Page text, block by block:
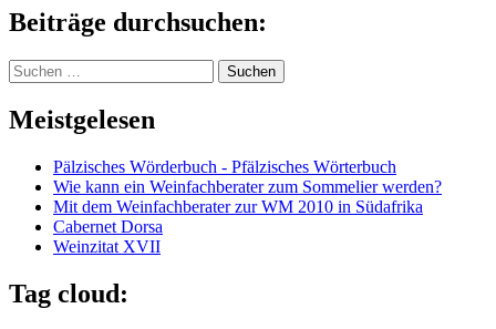
Beiträge durchsuchen:
Suchen
nach:
Meistgelesen
Pälzisches Wörderbuch - Pfälzisches Wörterbuch
Wie kann ein Weinfachberater zum Sommelier werden?
Mit dem Weinfachberater zur WM 2010 in Südafrika
Cabernet Dorsa
Weinzitat XVII
Tag cloud: